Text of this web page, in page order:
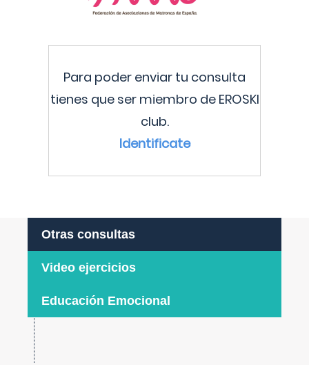
Para poder enviar tu consulta
tienes que ser miembro de EROSKI
club.
Identificate
Otras consultas
Video ejercicios
Educación Emocional